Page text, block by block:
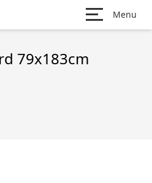
Menu
79x183cm